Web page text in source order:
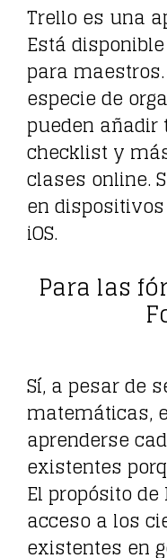
Trello es una
Está
para
especie de
pueden añadir
checklist y
clases online.
en
iOS.
Para las
Sí, a pesar de
matemáticas,
aprenderse
existentes
El propósito
acceso a los
existentes en